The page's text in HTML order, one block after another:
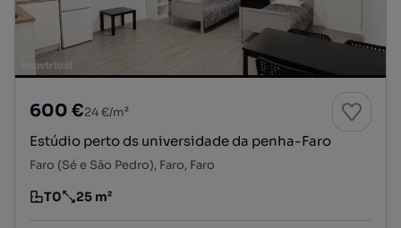
600 €24 €/m²
Estúdio perto ds universidade da penha-Faro
Faro (Sé e São Pedro), Faro, Faro
Tipologia
T0
Preço por metro quadrado
25 m²